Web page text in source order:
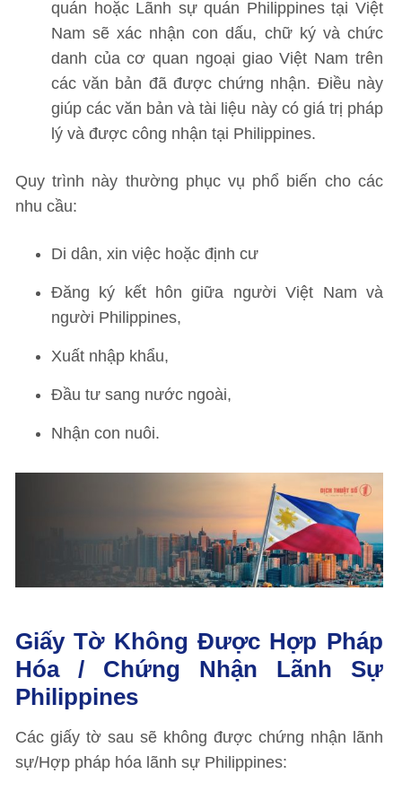
quán hoặc Lãnh sự quán Philippines tại Việt
Nam sẽ xác nhận con dấu, chữ ký và chức
danh của cơ quan ngoại giao Việt Nam trên
các văn bản đã được chứng nhận. Điều này
giúp các văn bản và tài liệu này có giá trị pháp
lý và được công nhận tại Philippines.
Quy trình này thường phục vụ phổ biến cho các
nhu cầu:
Di dân, xin việc hoặc định cư
Đăng ký kết hôn giữa người Việt Nam và
người Philippines,
Xuất nhập khẩu,
Đầu tư sang nước ngoài,
Nhận con nuôi.
Giấy Tờ Không Được Hợp Pháp
Hóa / Chứng Nhận Lãnh Sự
Philippines
Các giấy tờ sau sẽ không được chứng nhận lãnh
sự/Hợp pháp hóa lãnh sự Philippines: